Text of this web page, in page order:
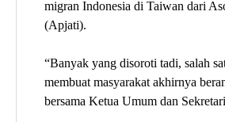
migran Indonesia di Taiwan dari
(Apjati).
“Banyak yang disoroti tadi, salah
membuat masyarakat akhirnya
bersama Ketua Umum dan